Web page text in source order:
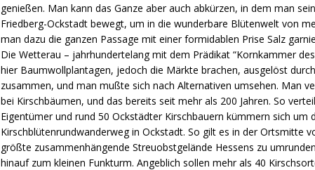
genießen. Man kann das Ganze aber auch abkürzen, in dem man
Friedberg-Ockstadt bewegt, um in die wunderbare Blütenwelt von
man dazu die ganzen Passage mit einer formidablen Prise Salz
Die Wetterau – jahrhundertelang mit dem Prädikat “Kornkammer
hier Baumwollplantagen, jedoch die Märkte brachen, ausgelöst
zusammen, und man mußte sich nach Alternativen umsehen. Man
bei Kirschbäumen, und das bereits seit mehr als 200 Jahren. So
Eigentümer und rund 50 Ockstädter Kirschbauern kümmern sich um
Kirschblütenrundwanderweg in Ockstadt. So gilt es in der Ortsmitte
größte zusammenhängende Streuobstgelände Hessens zu
hinauf zum kleinen Funkturm. Angeblich sollen mehr als 40